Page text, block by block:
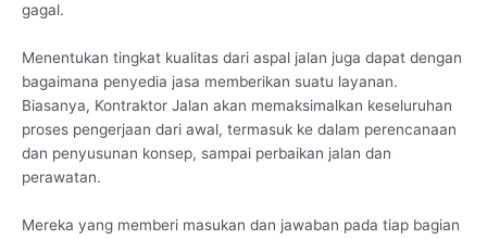
gagal.
Menentukan tingkat kualitas dari aspal jalan juga dapat dengan
bagaimana penyedia jasa memberikan suatu layanan.
Biasanya, Kontraktor Jalan akan memaksimalkan keseluruhan
proses pengerjaan dari awal, termasuk ke dalam perencanaan
dan penyusunan konsep, sampai perbaikan jalan dan
perawatan.
Mereka yang memberi masukan dan jawaban pada tiap bagian